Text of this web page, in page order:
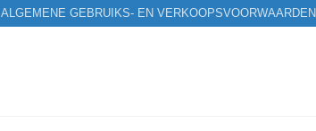
ALGEMENE GEBRUIKS- EN VERKOOPSVOORWAARDEN